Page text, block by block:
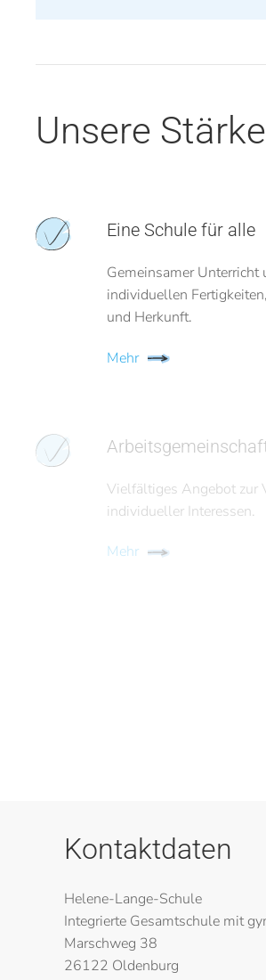
Unsere
Eine Schule für alle
Gemeinsamer Unterricht
individuellen
und Herkunft.
Mehr
Vielfältiges Angebot zur
individueller Interessen.
Mehr
Kontaktdaten
Helene-Lange-Schule
Integrierte Gesamtschule mit
Marschweg 38
26122 Oldenburg